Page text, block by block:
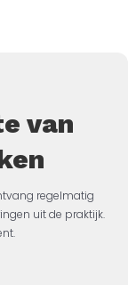
van
regelmatig
uit de praktijk.